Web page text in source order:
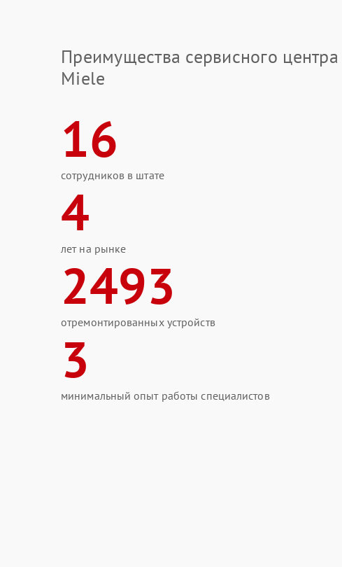
Преимущества сервисного центра
Miele
16
сотрудников в штате
4
лет на рынке
2493
отремонтированных устройств
3
минимальный опыт работы специалистов